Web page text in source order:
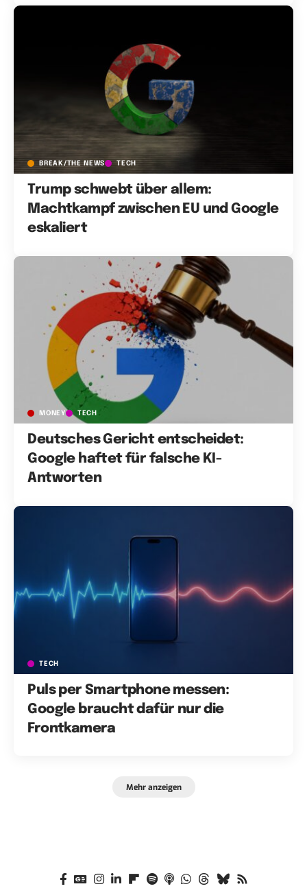
BREAK/THE NEWS TECH
Trump schwebt über allem:
Machtkampf zwischen EU und Google
eskaliert
MONEY TECH
Deutsches Gericht entscheidet:
Google haftet für falsche KI-
Antworten
TECH
Puls per Smartphone messen:
Google braucht dafür nur die
Frontkamera
Mehr anzeigen